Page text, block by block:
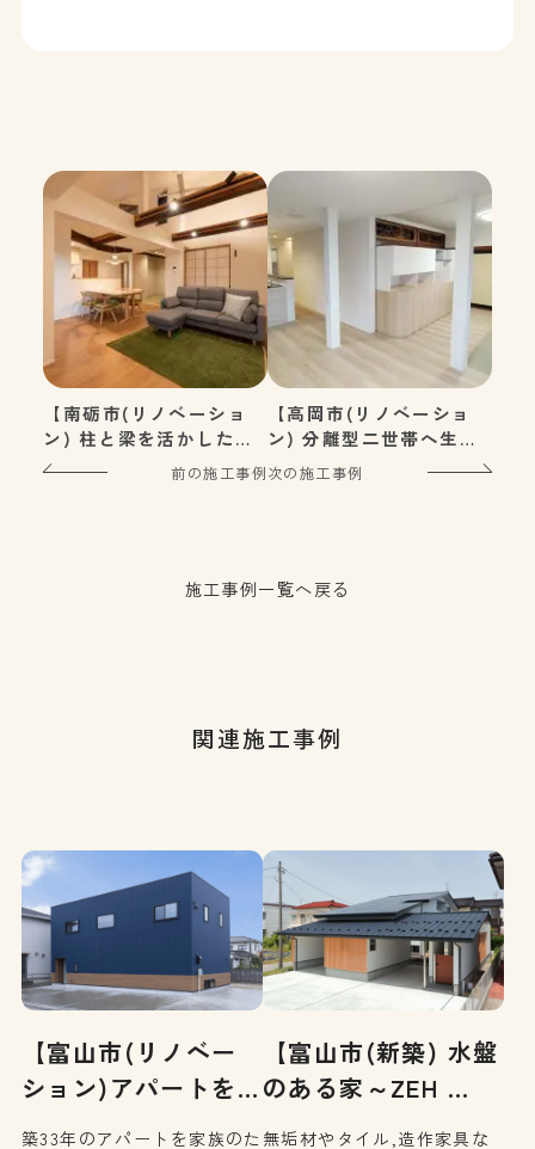
【南砺市(リノベーショ
ン) 柱と梁を活かした築
60年のリノベーション住
前の施工事例
【高岡市(リノベーショ
ン) 分離型二世帯へ生ま
れ変わったリノベーショ
ン住宅】
次の施工事例
施工事例一覧へ戻る
関連施工事例
【富山市(リノベー
ション)アパートを
フル…
築33年のアパートを家族のた
【富山市(新築) 水盤
のある家～ZEH …
無垢材やタイル,造作家具な